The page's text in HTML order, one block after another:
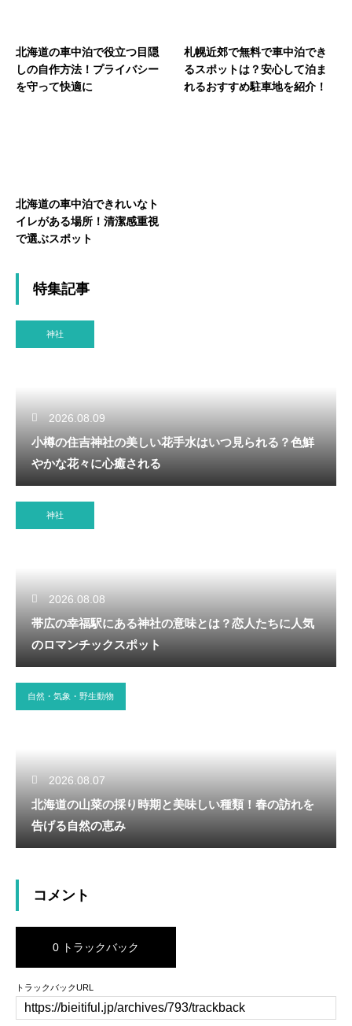
北海道の車中泊で役立つ目隠
しの自作方法！プライバシー
を守って快適に
札幌近郊で無料で車中泊でき
るスポットは？安心して泊ま
れるおすすめ駐車地を紹介！
北海道の車中泊できれいなト
イレがある場所！清潔感重視
で選ぶスポット
特集記事
神社
2026.08.09
小樽の住吉神社の美しい花手水はいつ見られる？色鮮
やかな花々に心癒される
神社
2026.08.08
帯広の幸福駅にある神社の意味とは？恋人たちに人気
のロマンチックスポット
自然・気象・野生動物
2026.08.07
北海道の山菜の採り時期と美味しい種類！春の訪れを
告げる自然の恵み
コメント
0 トラックバック
トラックバックURL